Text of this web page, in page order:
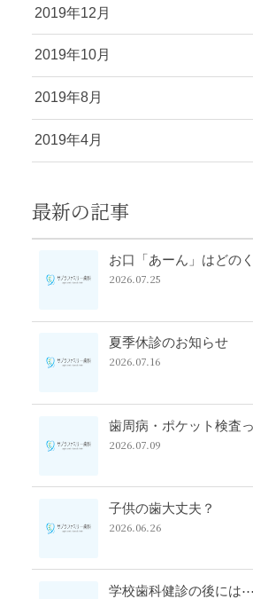
2019年12月
2019年10月
2019年8月
2019年4月
最新の記事
お口「あーん」はどの
2026.07.25
夏季休診のお知らせ
2026.07.16
歯周病・ポケット検査
2026.07.09
子供の歯大丈夫？
2026.06.26
学校歯科健診の後に